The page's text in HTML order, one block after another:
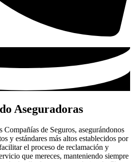
Aseguradoras
Compañías de Seguros, asegurándonos
y estándares más altos establecidos por
el proceso de reclamación y
que mereces, manteniendo siempre